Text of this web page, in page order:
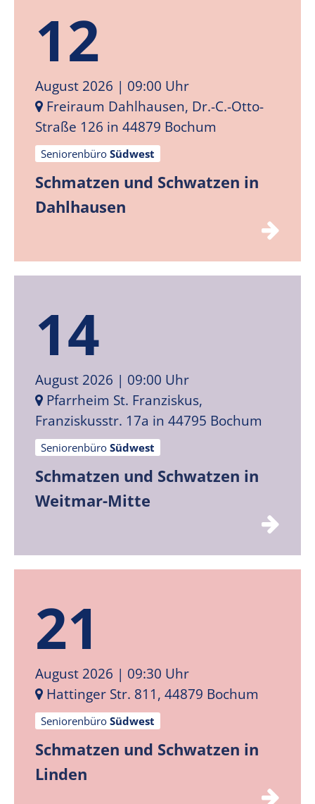
12
August 2026 | 09:00 Uhr
Freiraum Dahlhausen, Dr.-C.-Otto-
Straße 126 in 44879 Bochum
Seniorenbüro Südwest
Schmatzen und Schwatzen in
Dahlhausen
14
August 2026 | 09:00 Uhr
Pfarrheim St. Franziskus,
Franziskusstr. 17a in 44795 Bochum
Seniorenbüro Südwest
Schmatzen und Schwatzen in
Weitmar-Mitte
21
August 2026 | 09:30 Uhr
Hattinger Str. 811, 44879 Bochum
Seniorenbüro Südwest
Schmatzen und Schwatzen in
Linden